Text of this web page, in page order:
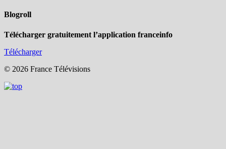
Blogroll
Télécharger gratuitement l’application franceinfo
Télécharger
© 2026 France Télévisions